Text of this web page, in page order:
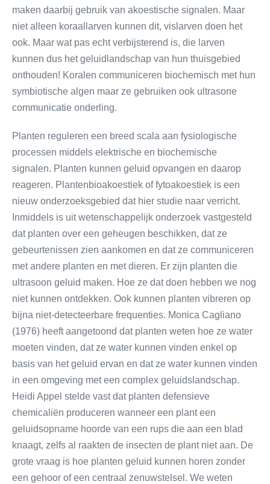
maken daarbij gebruik van akoestische signalen. Maar
niet alleen koraallarven kunnen dit, vislarven doen het
ook. Maar wat pas echt verbijsterend is, die larven
kunnen dus het geluidlandschap van hun thuisgebied
onthouden! Koralen communiceren biochemisch met hun
symbiotische algen maar ze gebruiken ook ultrasone
communicatie onderling.
Planten reguleren een breed scala aan fysiologische
processen middels elektrische en biochemische
signalen. Planten kunnen geluid opvangen en daarop
reageren. Plantenbioakoestiek of fytoakoestiek is een
nieuw onderzoeksgebied dat hier studie naar verricht.
Inmiddels is uit wetenschappelijk onderzoek vastgesteld
dat planten over een geheugen beschikken, dat ze
gebeurtenissen zien aankomen en dat ze communiceren
met andere planten en met dieren. Er zijn planten die
ultrasoon geluid maken. Hoe ze dat doen hebben we nog
niet kunnen ontdekken. Ook kunnen planten vibreren op
bijna niet-detecteerbare frequenties. Monica Cagliano
(1976) heeft aangetoond dat planten weten hoe ze water
moeten vinden, dat ze water kunnen vinden enkel op
basis van het geluid ervan en dat ze water kunnen vinden
in een omgeving met een complex geluidslandschap.
Heidi Appel stelde vast dat planten defensieve
chemicaliën produceren wanneer een plant een
geluidsopname hoorde van een rups die aan een blad
knaagt, zelfs al raakten de insecten de plant niet aan. De
grote vraag is hoe planten geluid kunnen horen zonder
een gehoor of een centraal zenuwstelsel. We weten